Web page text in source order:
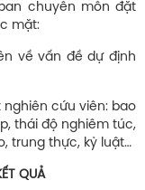
chuyên môn đặt
mặt:
về vấn đề dự định
nghiên cứu viên: bao
thái độ nghiêm túc,
trung thực, kỷ luật…
QUẢ